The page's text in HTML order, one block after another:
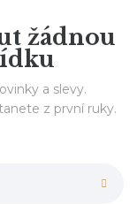
žádnou
a slevy.
z první ruky.